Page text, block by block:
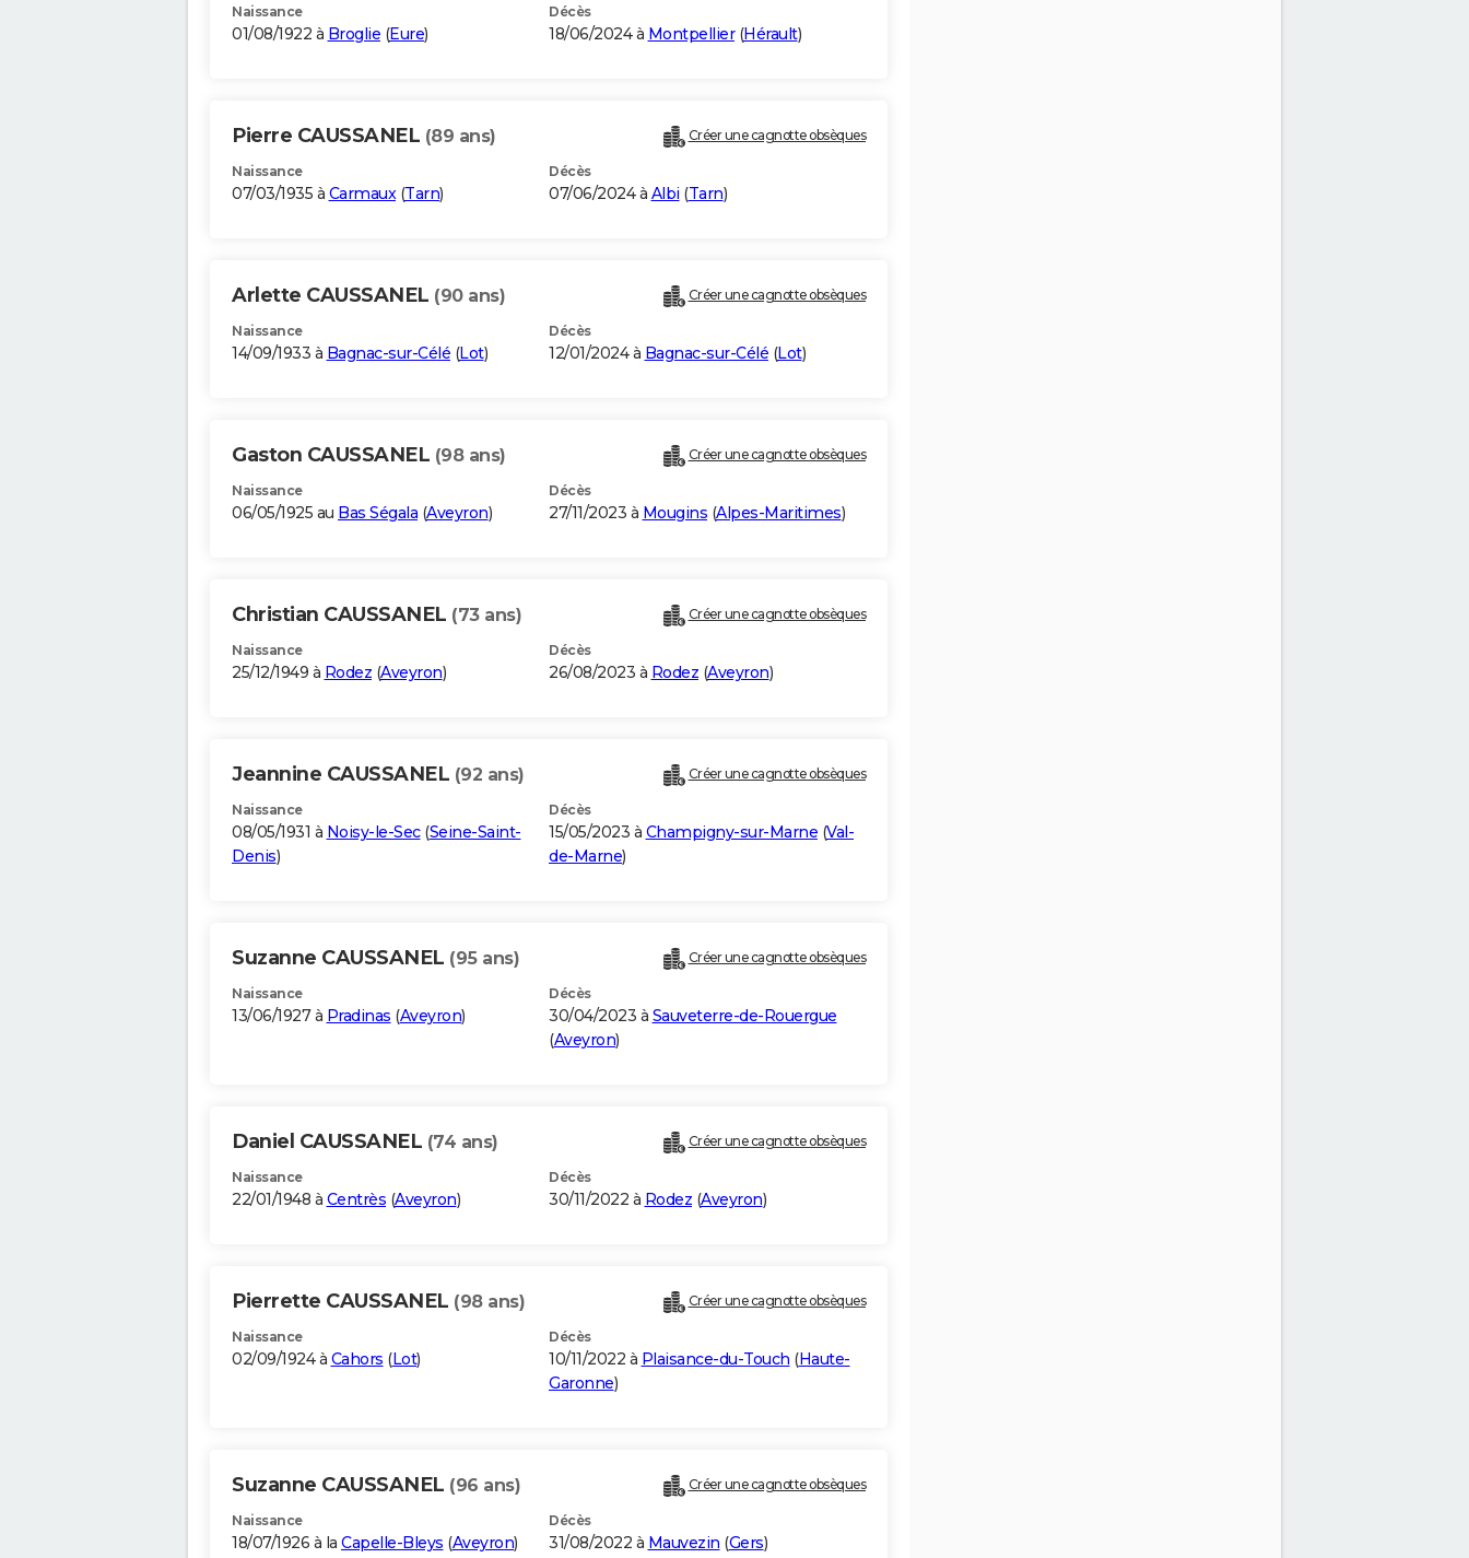
Naissance
01/08/1922 à Broglie (Eure)
Décès
18/06/2024 à Montpellier(Hérault)
Pierre CAUSSANEL (89 ans) Créer une cagnotte obsèques
Naissance
07/03/1935 à Carmaux(Tarn)
Décès
07/06/2024 à Albi (Tarn)
Arlette CAUSSANEL (90 ans) Créer une cagnotte obsèques
Naissance
14/09/1933 à Bagnac-sur-Célé (Lot)
Décès
12/01/2024 à Bagnac-sur-Célé (Lot)
Gaston CAUSSANEL (98 ans) Créer une cagnotte obsèques
Naissance
06/05/1925 au Bas Ségala (Aveyron)
Décès
27/11/2023 à Mougins (Alpes-Maritimes)
Christian CAUSSANEL (73 ans) Créer une cagnotte obsèques
Naissance
25/12/1949 à Rodez (Aveyron)
Décès
26/08/2023 à Rodez (Aveyron)
Jeannine CAUSSANEL (92 ans) Créer une cagnotte obsèques
Naissance
08/05/1931 à Noisy-le-Sec(Seine-Saint-
Denis)
Décès
15/05/2023 à Champigny-sur-Marne (Val-
de-Marne)
Suzanne CAUSSANEL (95 ans) Créer une cagnotte obsèques
Naissance
13/06/1927 à Pradinas (Aveyron)
Décès
30/04/2023 à Sauveterre-de-Rouergue
(Aveyron)
Daniel CAUSSANEL (74 ans) Créer une cagnotte obsèques
Naissance
22/01/1948 à Centrès (Aveyron)
Décès
30/11/2022 à Rodez (Aveyron)
Pierrette CAUSSANEL (98 ans) Créer une cagnotte obsèques
Naissance
02/09/1924 à Cahors (Lot)
Décès
10/11/2022 à Plaisance-du-Touch (Haute-
Garonne)
Suzanne CAUSSANEL (96 ans) Créer une cagnotte obsèques
Naissance
18/07/1926 à la Capelle-Bleys (Aveyron)
Décès
31/08/2022 à Mauvezin (Gers)